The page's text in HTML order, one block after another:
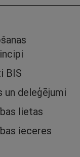
BIS
un deleģējumi
lietas
ieceres